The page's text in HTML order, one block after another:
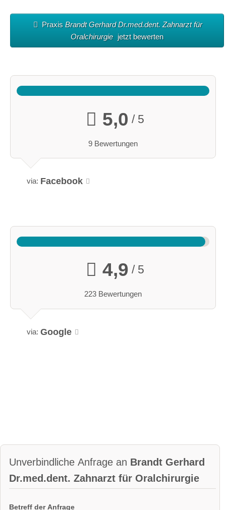
PraxisBrandt Gerhard Dr.med.dent. Zahnarzt für
Oralchirurgie jetzt bewerten
5,0 / 5
9 Bewertungen
via: Facebook
4,9 / 5
223 Bewertungen
via: Google
Unverbindliche Anfrage an Brandt Gerhard
Dr.med.dent. Zahnarzt für Oralchirurgie
Betreff der Anfrage